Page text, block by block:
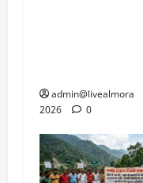
admin@livealmora
2026
0